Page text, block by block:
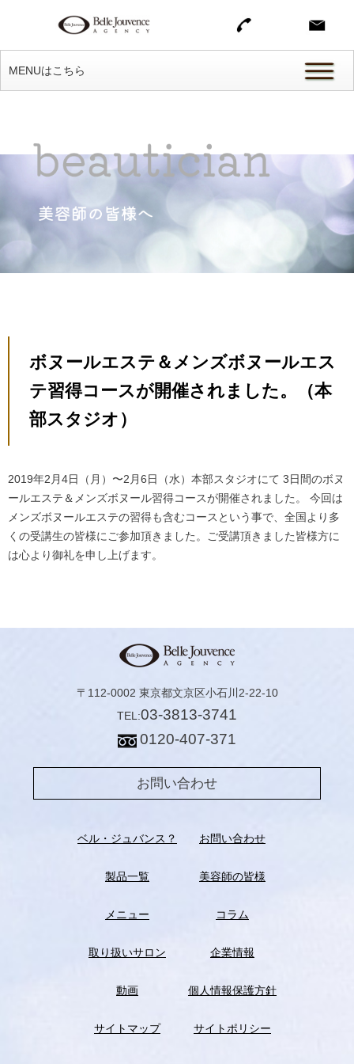
MENUはこちら
ボヌールエステ＆メンズボヌールエス
テ習得コースが開催されました。（本
部スタジオ）
2019年2月4日（月）〜2月6日（水）本部スタジオにて 3日間のボヌ
ールエステ＆メンズボヌール習得コースが開催されました。
今回は
メンズボヌールエステの習得も含むコースという事で、 全国より多
くの受講生の皆様にご参加頂きました。 ご受講頂きました皆様方に
は心より御礼を申し上げます。
〒112-0002 東京都文京区小石川2-22-10
TEL:03-3813-3741
0120-407-371
お問い合わせ
ベル・ジュバンス？
製品一覧
メニュー
取り扱いサロン
動画
サイトマップ
お問い合わせ
美容師の皆様
コラム
企業情報
個人情報保護方針
サイトポリシー